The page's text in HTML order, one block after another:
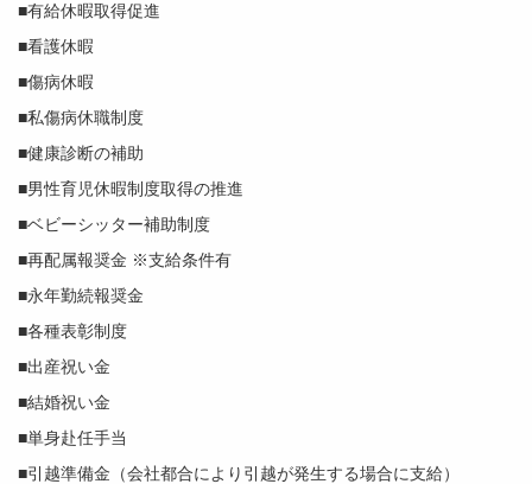
■有給休暇取得促進
■看護休暇
■傷病休暇
■私傷病休職制度
■健康診断の補助
■男性育児休暇制度取得の推進
■ベビーシッター補助制度
■再配属報奨金 ※支給条件有
■永年勤続報奨金
■各種表彰制度
■出産祝い金
■結婚祝い金
■単身赴任手当
■引越準備金（会社都合により引越が発生する場合に支給）